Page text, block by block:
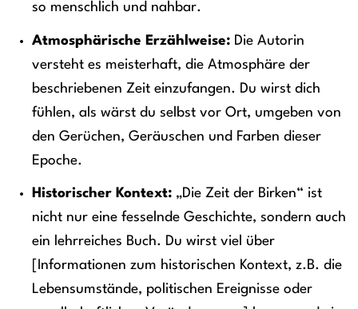
so menschlich und nahbar.
Atmosphärische Erzählweise:Die Autorin
versteht es meisterhaft, die Atmosphäre der
beschriebenen Zeit einzufangen. Du wirst dich
fühlen, als wärst du selbst vor Ort, umgeben von
den Gerüchen, Geräuschen und Farben dieser
Epoche.
Historischer Kontext:„Die Zeit der Birken“ ist
nicht nur eine fesselnde Geschichte, sondern auch
ein lehrreiches Buch. Du wirst viel über
[Informationen zum historischen Kontext, z.B. die
Lebensumstände, politischen Ereignisse oder